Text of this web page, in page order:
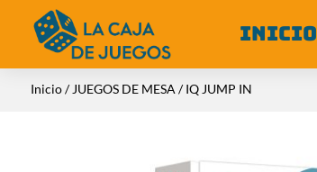
INICIO
Inicio/ JUEGOS DE MESA / IQ JUMP IN